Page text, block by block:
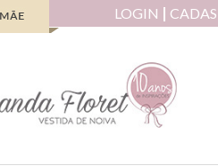
LOGIN